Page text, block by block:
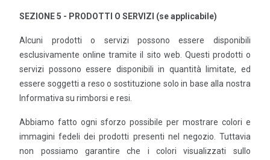
SEZIONE 5 - PRODOTTI O SERVIZI (se applicabile)
Alcuni prodotti o servizi possono essere disponibili
esclusivamente online tramite il sito web. Questi prodotti o
servizi possono essere disponibili in quantità limitate, ed
essere soggetti a reso o sostituzione solo in base alla nostra
Informativa su rimborsi e resi.
Abbiamo fatto ogni sforzo possibile per mostrare colori e
immagini fedeli dei prodotti presenti nel negozio. Tuttavia
non possiamo garantire che i colori visualizzati sullo